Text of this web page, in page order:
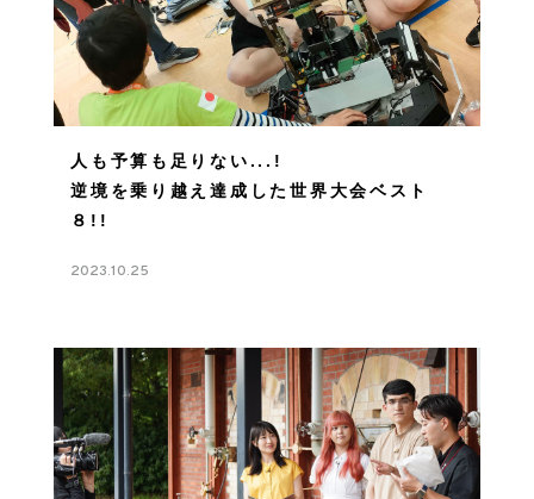
人も予算も足りない...!
逆境を乗り越え達成した世界大会ベスト
８!!
2023.10.25